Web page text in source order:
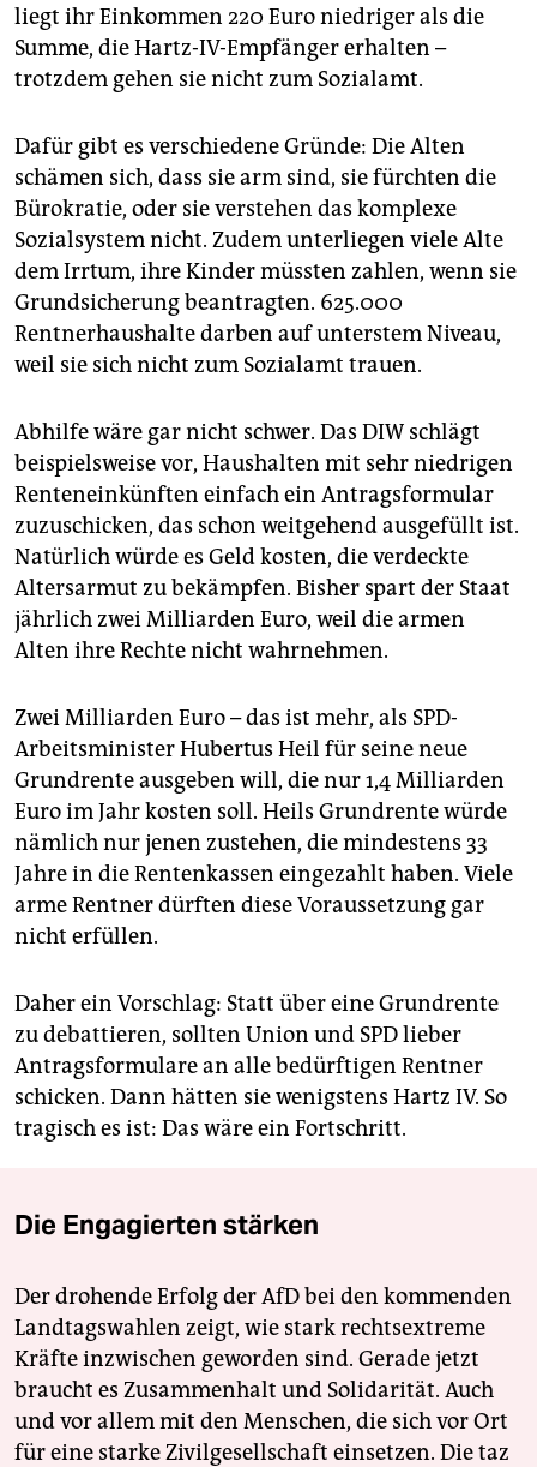
liegt ihr Einkommen 220 Euro niedriger als die
Summe, die Hartz-IV-Empfänger erhalten –
trotzdem gehen sie nicht zum Sozialamt.
Dafür gibt es verschiedene Gründe: Die Alten
schämen sich, dass sie arm sind, sie fürchten die
Bürokratie, oder sie verstehen das komplexe
Sozialsystem nicht. Zudem unterliegen viele Alte
dem Irrtum, ihre Kinder müssten zahlen, wenn sie
Grundsicherung beantragten. 625.000
Rentnerhaushalte darben auf unterstem Niveau,
weil sie sich nicht zum Sozialamt trauen.
Abhilfe wäre gar nicht schwer. Das DIW schlägt
beispielsweise vor, Haushalten mit sehr niedrigen
Renteneinkünften einfach ein Antragsformular
zuzuschicken, das schon weitgehend ausgefüllt ist.
Natürlich würde es Geld kosten, die verdeckte
Altersarmut zu bekämpfen. Bisher spart der Staat
jährlich zwei Milliarden Euro, weil die armen
Alten ihre Rechte nicht wahrnehmen.
Zwei Milliarden Euro – das ist mehr, als SPD-
Arbeitsminister Hubertus Heil für seine neue
Grundrente ausgeben will, die nur 1,4 Milliarden
Euro im Jahr kosten soll. Heils Grundrente würde
nämlich nur jenen zustehen, die mindestens 33
Jahre in die Rentenkassen eingezahlt haben. Viele
arme Rentner dürften diese Voraussetzung gar
nicht erfüllen.
Daher ein Vorschlag: Statt über eine Grundrente
zu debattieren, sollten Union und SPD lieber
Antragsformulare an alle bedürftigen Rentner
schicken. Dann hätten sie wenigstens Hartz IV. So
tragisch es ist: Das wäre ein Fortschritt.
Die Engagierten stärken
Der drohende Erfolg der AfD bei den kommenden
Landtagswahlen zeigt, wie stark rechtsextreme
Kräfte inzwischen geworden sind. Gerade jetzt
braucht es Zusammenhalt und Solidarität. Auch
und vor allem mit den Menschen, die sich vor Ort
für eine starke Zivilgesellschaft einsetzen. Die taz